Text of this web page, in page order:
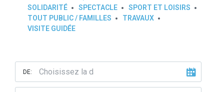
SOLIDARITÉ
SPECTACLE
SPORT ET LOISIRS
TOUT PUBLIC / FAMILLES
TRAVAUX
VISITE GUIDÉE
DE: